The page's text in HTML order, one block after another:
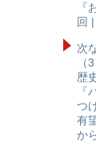
回
次
（3
歴
つ
有
か